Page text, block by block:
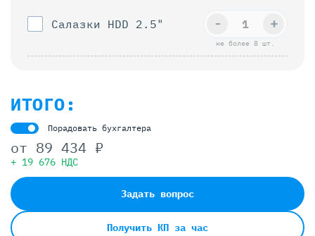
Салазки HDD 2.5"
не более 8 шт.
+
-
ИТОГО:
Порадовать бухгалтера
от 89 434 ₽
+ 19 676 НДС
Задать вопрос
Получить КП за час